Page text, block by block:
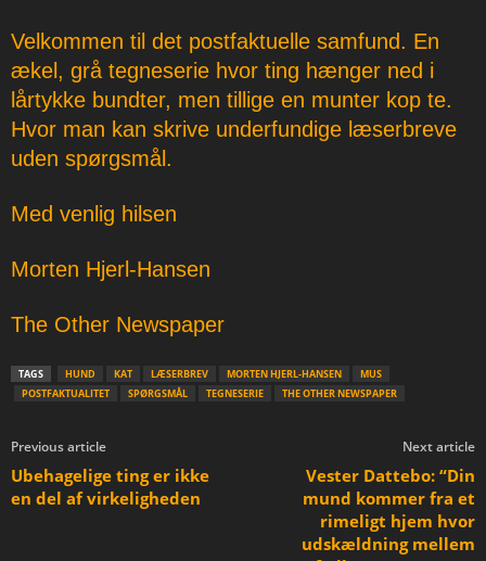
Velkommen til det postfaktuelle samfund. En
ækel, grå tegneserie hvor ting hænger ned i
lårtykke bundter, men tillige en munter kop te.
Hvor man kan skrive underfundige læserbreve
uden spørgsmål.
Med venlig hilsen
Morten Hjerl-Hansen
The Other Newspaper
TAGS HUND KAT LÆSERBREV MORTEN HJERL-HANSEN
MUS
POSTFAKTUALITET
SPØRGSMÅL TEGNESERIE THE OTHER NEWSPAPER
Previous article
Ubehagelige ting er ikke
en del af virkeligheden
Next article
Vester Dattebo: “Din
mund kommer fra et
rimeligt hjem hvor
udskældning mellem